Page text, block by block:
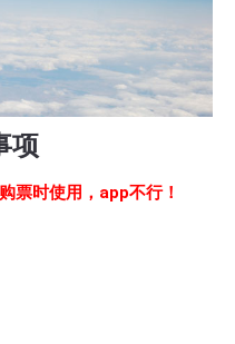
项
票时使用，app不行！